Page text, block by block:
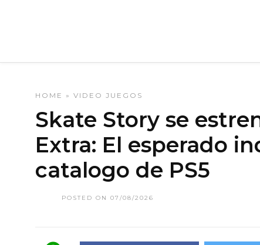
HOME » VIDEO JUEGOS
Skate Story se
Extra: El esperado
catalogo de PS5
POSTED ON 07/08/2026